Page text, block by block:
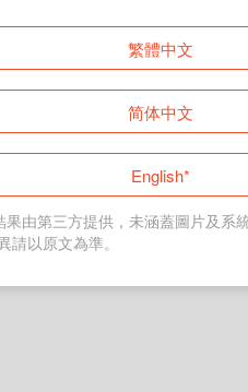
登入
返回首頁
繁體中文
简体中文
English*
果由第三方提供，未涵蓋圖片及系
請以原文為準。